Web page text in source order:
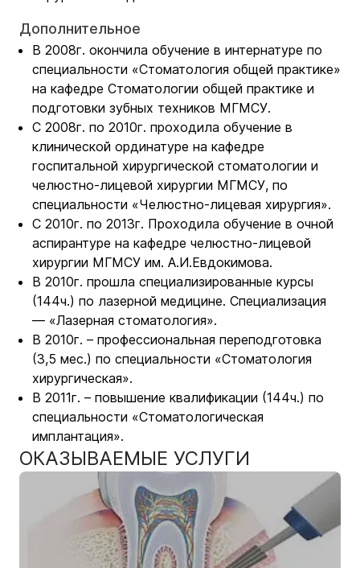
Дополнительное
В 2008г. окончила обучение в интернатуре по
специальности «Стоматология общей практике»
на кафедре Стоматологии общей практике и
подготовки зубных техников МГМСУ.
С 2008г. по 2010г. проходила обучение в
клинической ординатуре на кафедре
госпитальной хирургической стоматологии и
челюстно-лицевой хирургии МГМСУ, по
специальности «Челюстно-лицевая хирургия».
С 2010г. по 2013г. Проходила обучение в очной
аспирантуре на кафедре челюстно-лицевой
хирургии МГМСУ им. А.И.Евдокимова.
В 2010г. прошла специализированные курсы
(144ч.) по лазерной медицине. Специализация
— «Лазерная стоматология».
В 2010г. – профессиональная переподготовка
(3,5 мес.) по специальности «Стоматология
хирургическая».
В 2011г. – повышение квалификации (144ч.) по
специальности «Стоматологическая
имплантация».
ОКАЗЫВАЕМЫЕ УСЛУГИ